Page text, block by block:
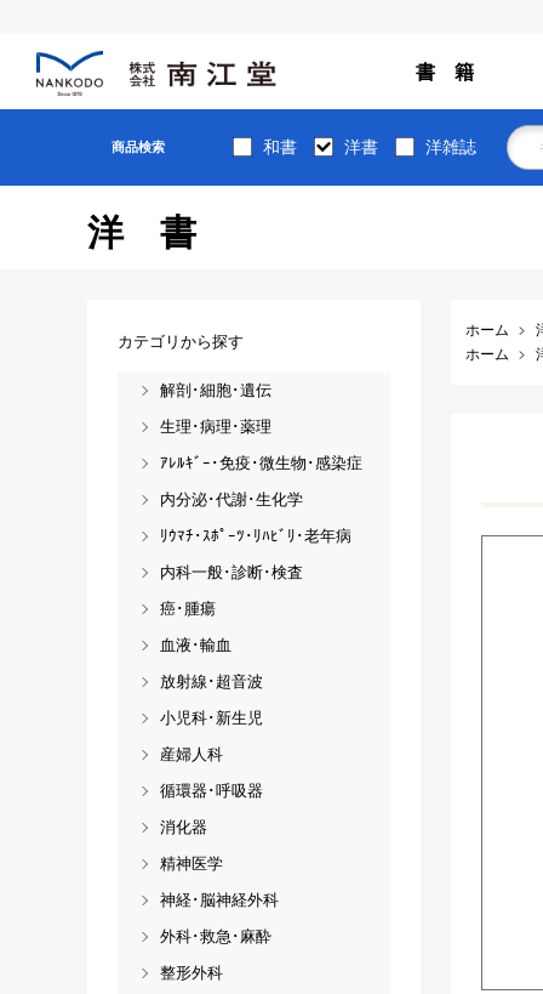
書 籍
商品検索 和書 洋書 洋雑誌
洋書
ホーム
ホーム
カテゴリから探す
解剖･細胞･遺伝
生理･病理･薬理
ｱﾚﾙｷﾞｰ･免疫･微生物･感染症
内分泌･代謝･生化学
ﾘｳﾏﾁ･ｽﾎﾟｰﾂ･ﾘﾊﾋﾞﾘ･老年病
内科一般･診断･検査
癌･腫瘍
血液･輸血
放射線･超音波
小児科･新生児
産婦人科
循環器･呼吸器
消化器
精神医学
神経･脳神経外科
外科･救急･麻酔
整形外科